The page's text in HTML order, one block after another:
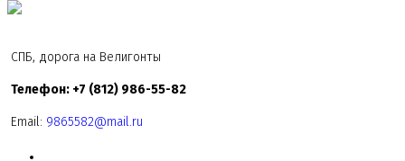
СПБ, дорога на Велигонты
Телефон: +7 (812) 986-55-82
Email: 9865582@mail.ru